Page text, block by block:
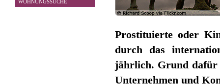
WOHNUNGSSUCHE
Prostituierte oder
durch das
jährlich. Grund dafür
Unternehmen und